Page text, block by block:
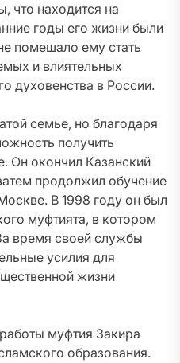
что находится на
годы его жизни были
помешало ему стать
и влиятельных
духовенства в России.
семье, но благодаря
получить
Он окончил Казанский
продолжил обучение
В 1998 году он был
муфтията, в котором
время своей службы
усилия для
жизни
муфтия Закира
образования.